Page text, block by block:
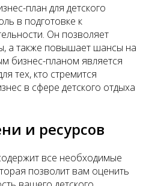
план для детского
в подготовке к
Он позволяет
а также повышает шансы на
бизнес-планом является
тех, кто стремится
в сфере детского отдыха
и ресурсов
все необходимые
позволит вам оценить